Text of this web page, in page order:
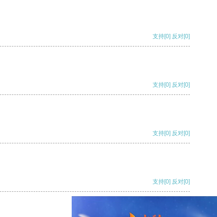
支持[0] 反对[0]
支持[0] 反对[0]
支持[0] 反对[0]
支持[0] 反对[0]